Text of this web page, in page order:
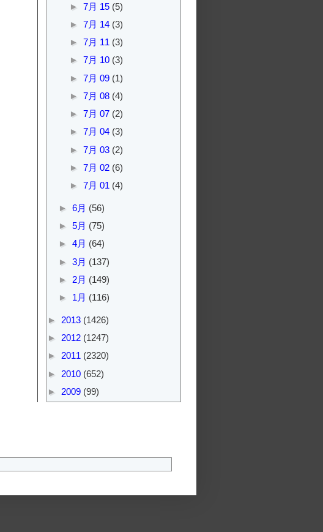
► 7月 15 (5)
► 7月 14 (3)
► 7月 11 (3)
► 7月 10 (3)
► 7月 09 (1)
► 7月 08 (4)
► 7月 07 (2)
► 7月 04 (3)
► 7月 03 (2)
► 7月 02 (6)
► 7月 01 (4)
► 6月 (56)
► 5月 (75)
► 4月 (64)
► 3月 (137)
► 2月 (149)
► 1月 (116)
► 2013 (1426)
► 2012 (1247)
► 2011 (2320)
► 2010 (652)
► 2009 (99)